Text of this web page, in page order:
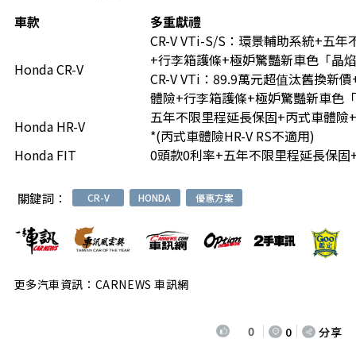
車款 多重獻禮
Honda CR-V
CR-V VTi-S/S：環景輔助系統+五
+行李箱護條+極妒驚豔新車色「晶
CR-V VTi：89.9萬元超值汰舊換新
體險+行李箱護條+極妒驚豔新車色
Honda HR-V
五年不限里程延長保固+丙式車體
*(丙式車體險HR-V RS不適用)
Honda FIT
0頭款0利率+五年不限里程延長保固
關鍵詞： CR-V HONDA 優惠方案
更多汽車資訊：CARNEWS 車訊網
0 0 分享